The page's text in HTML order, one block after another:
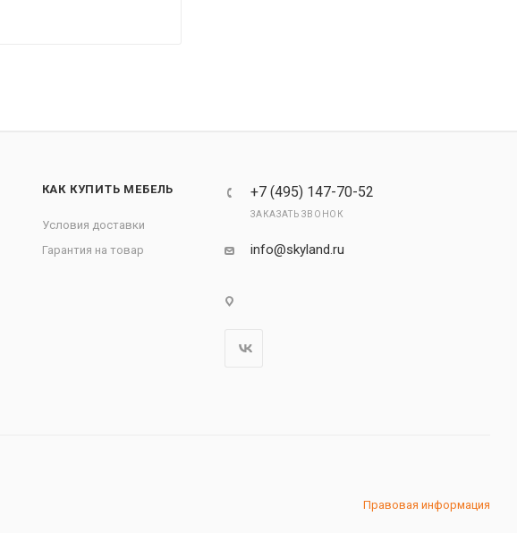
КАК КУПИТЬ МЕБЕЛЬ
Условия доставки
Гарантия на товар
+7 (495) 147-70-52
ЗАКАЗАТЬ ЗВОНОК
info@skyland.ru
Правовая информация